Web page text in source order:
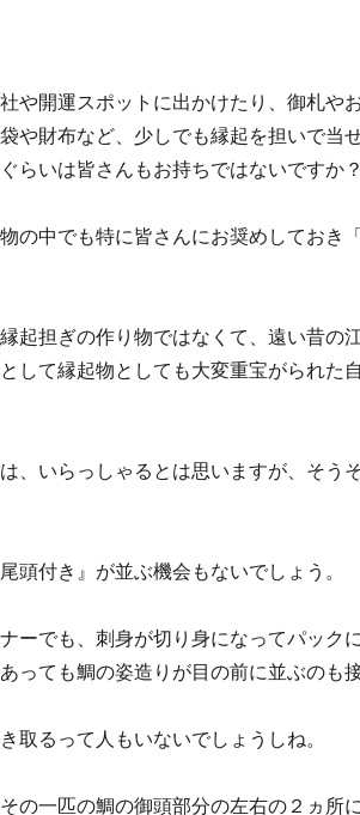
や開運スポットに出かけたり、御札やお
や財布など、少しでも縁起を担いで当
らいは皆さんもお持ちではないですか？
の中でも特に皆さんにお奨めしておき「
起担ぎの作り物ではなくて、遠い昔の
して縁起物としても大変重宝がられた
、いらっしゃるとは思いますが、そう
頭付き』が並ぶ機会もないでしょう。
ーでも、刺身が切り身になってパック
っても鯛の姿造りが目の前に並ぶのも
取るって人もいないでしょうしね。
の一匹の鯛の御頭部分の左右の２ヵ所